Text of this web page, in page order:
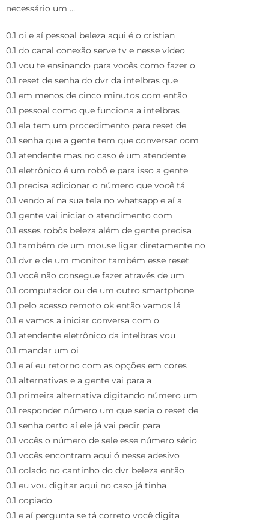
necessário um …
0.1 oi e aí pessoal beleza aqui é o cristian
0.1 do canal conexão serve tv e nesse vídeo
0.1 vou te ensinando para vocês como fazer o
0.1 reset de senha do dvr da intelbras que
0.1 em menos de cinco minutos com então
0.1 pessoal como que funciona a intelbras
0.1 ela tem um procedimento para reset de
0.1 senha que a gente tem que conversar com
0.1 atendente mas no caso é um atendente
0.1 eletrônico é um robô e para isso a gente
0.1 precisa adicionar o número que você tá
0.1 vendo aí na sua tela no whatsapp e aí a
0.1 gente vai iniciar o atendimento com
0.1 esses robôs beleza além de gente precisa
0.1 também de um mouse ligar diretamente no
0.1 dvr e de um monitor também esse reset
0.1 você não consegue fazer através de um
0.1 computador ou de um outro smartphone
0.1 pelo acesso remoto ok então vamos lá
0.1 e vamos a iniciar conversa com o
0.1 atendente eletrônico da intelbras vou
0.1 mandar um oi
0.1 e aí eu retorno com as opções em cores
0.1 alternativas e a gente vai para a
0.1 primeira alternativa digitando número um
0.1 responder número um que seria o reset de
0.1 senha certo aí ele já vai pedir para
0.1 vocês o número de sele esse número sério
0.1 vocês encontram aqui ó nesse adesivo
0.1 colado no cantinho do dvr beleza então
0.1 eu vou digitar aqui no caso já tinha
0.1 copiado
0.1 e aí pergunta se tá correto você digita